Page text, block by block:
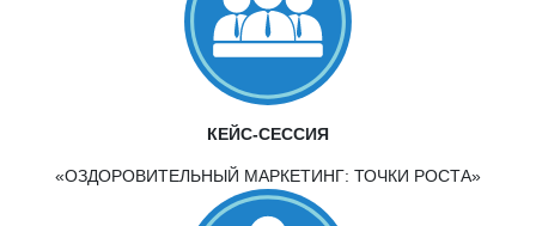
КЕЙС-СЕССИЯ
«ОЗДОРОВИТЕЛЬНЫЙ МАРКЕТИНГ: ТОЧКИ РОСТА»